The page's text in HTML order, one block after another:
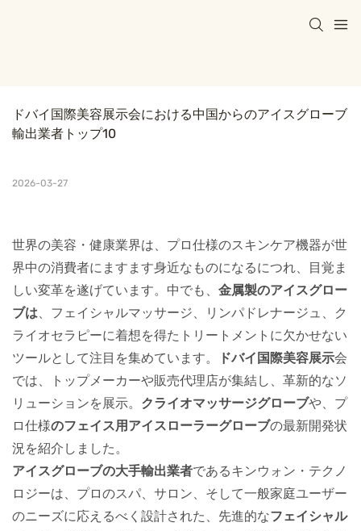
ドバイ国際美容展示会における中国からのアイスグローブ
輸出業者トップ10
2026-03-27
世界の美容・健康業界は、プロ仕様のスキンケア機器が世
界中の消費者にますます身近なものになるにつれ、目覚ま
しい変革を遂げています。中でも、 金属製のアイスグロー
ブは 、フェイシャルマッサージ、リンパドレナージュ、ク
ライオセラピーに着想を得たトリートメントに欠かせない
ツールとして注目を集めています。
ドバイ国際美容展示会
では、トップメーカーや販売代理店が集結し、革新的なソ
リューションを展示。 クライオマッサージグローブや、プ
ロ仕様のフェイス用アイスローラーグローブの最新開発状
況を紹介しました。
アイスグローブの大手輸出業者であるキンウォン・テクノ
ロジーは、プロのスパ、サロン、そして一般家庭ユーザー
のニーズに応えるべく設計された、先進的なフェイシャル